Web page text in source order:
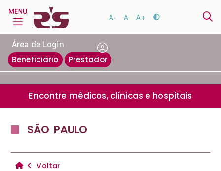
A- A A+
Área de Login
Beneficiário Prestador
Encontre médicos, clínicas e hospitais
SÃO PAULO
Voltar